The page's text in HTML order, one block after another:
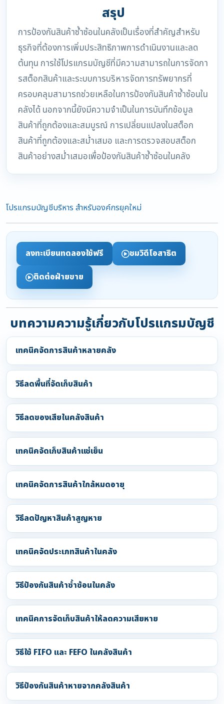
สรุป
การป้องกันสินค้าซ้ำซ้อนในคลังเป็นเรื่องที่สำคัญสำหรับ
ธุรกิจที่ต้องการเพิ่มประสิทธิภาพการดำเนินงานและลด
ต้นทุน การใช้โปรแกรมบัญชีที่มีความสามารถในการจัดกา
รสต็อกสินค้าและระบบการบริหารจัดการทรัพยากรที่
ครอบคลุมสามารถช่วยเหลือในการป้องกันสินค้าซ้ำซ้อนใน
คลังได้ นอกจากนี้ยังมีความจำเป็นในการบันทึกข้อมูล
สินค้าที่ถูกต้องและสมบูรณ์ การเปลี่ยนแปลงในสต็อก
สินค้าที่ถูกต้องและสม่ำเสมอ และการตรวจสอบสต็อก
สินค้าอย่างสม่ำเสมอเพื่อป้องกันสินค้าซ้ำซ้อนในคลัง
โปรแกรมบัญชีบริหาร สำหรับองค์กรยุคใหม่
ลงทะเบียนทดลองใช้ฟรี
ชมวิดีโอสาธิต
ติดต่อฝ่ายขาย
บทความความรู้เกี่ยวกับโปรแกรมบัญชี
เทคนิคจัดการสินค้าหลายคลัง
วิธีลดพื้นที่จัดเก็บสินค้า
วิธีลดของเสียในคลังสินค้า
เทคนิคจัดเก็บสินค้าแช่เย็น
เทคนิคจัดการสินค้าใกล้หมดอายุ
วิธีลดปัญหาสินค้าสูญหาย
เทคนิคจัดประเภทสินค้าในคลัง
วิธีป้องกันสินค้าซ้ำซ้อนในคลัง
เทคนิคการจัดเก็บสินค้าให้ลดความเสียหาย
วิธีใช้ FIFO และ FEFO ในคลังสินค้า
วิธีป้องกันสินค้าหายจากคลังสินค้า